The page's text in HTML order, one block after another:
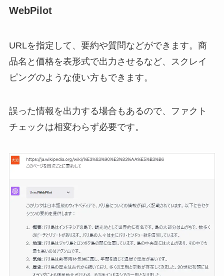
WebPilot
URLを指定して、要約や質問などができます。商
品名と価格を表形式で出力させるなど、スクレイ
ピングのような使い方もできます。
誤った情報を出力する場合もあるので、ファクト
チェックは相変わらず必要です。